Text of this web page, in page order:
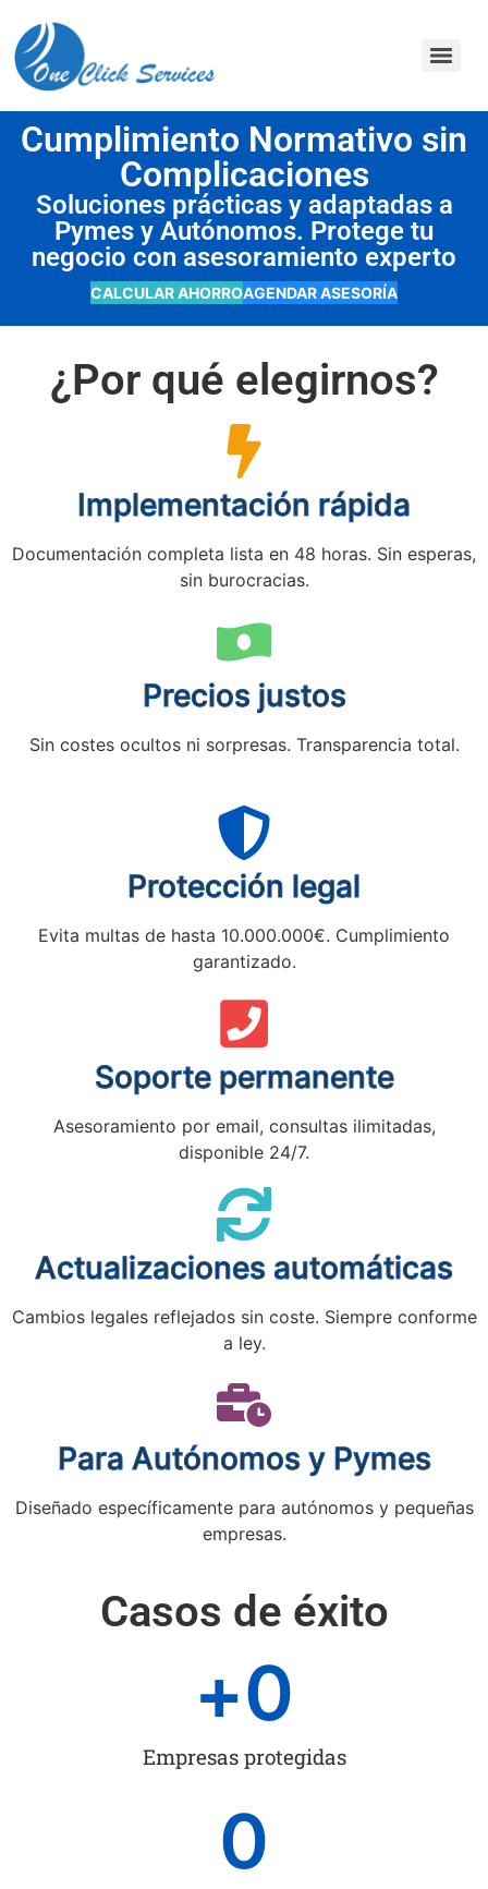
Cumplimiento Normativo sin
Complicaciones
Soluciones prácticas y adaptadas a
Pymes y Autónomos. Protege tu
negocio con asesoramiento experto
CALCULAR AHORROAGENDAR ASESORÍA
¿Por qué elegirnos?
Implementación rápida
Documentación completa lista en 48 horas. Sin esperas,
sin burocracias.
Precios justos
Sin costes ocultos ni sorpresas. Transparencia total.
Protección legal
Evita multas de hasta 10.000.000€. Cumplimiento
garantizado.
Soporte permanente
Asesoramiento por email, consultas ilimitadas,
disponible 24/7.
Actualizaciones automáticas
Cambios legales reflejados sin coste. Siempre conforme
a ley.
Para Autónomos y Pymes
Diseñado específicamente para autónomos y pequeñas
empresas.
Casos de éxito
Empresas protegidas
+0
0